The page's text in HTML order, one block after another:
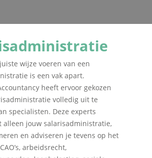
wijze voeren van een
is een vak apart.
heeft ervoor gekozen
volledig uit te
specialisten. Deze experts
alleen jouw salarisadministratie,
en adviseren je tevens op het
arbeidsrecht,